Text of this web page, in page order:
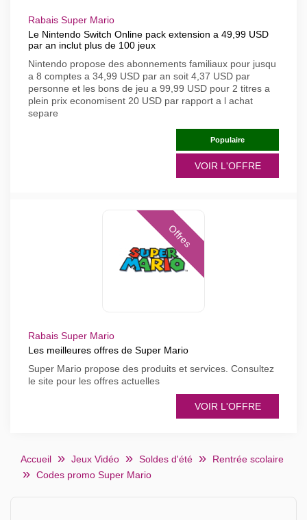
Rabais Super Mario
Le Nintendo Switch Online pack extension a 49,99 USD
par an inclut plus de 100 jeux
Nintendo propose des abonnements familiaux pour jusqu
a 8 comptes a 34,99 USD par an soit 4,37 USD par
personne et les bons de jeu a 99,99 USD pour 2 titres a
plein prix economisent 20 USD par rapport a l achat
separe
Populaire
VOIR L'OFFRE
Offres
Rabais Super Mario
Les meilleures offres de Super Mario
Super Mario propose des produits et services. Consultez
le site pour les offres actuelles
VOIR L'OFFRE
Accueil Jeux Vidéo Soldes d'été
Rentrée scolaire
Codes promo Super Mario